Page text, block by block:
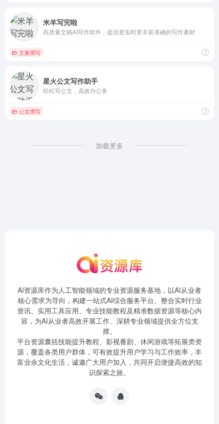
米羊写完啦
高质量文稿AI写作软件，提供更实时更丰富准确的写作素材
文案撰写
星火公文写作助手
轻松写公文，高效办公务
公文撰写
加载更多
AI资源库作为人工智能领域的专业资源服务基地，以AI从业者
核心需求为导向，构建一站式AI综合服务平台。整合实时行业
资讯、实用工具应用、专业技能教程及精准数据资源等核心内
容，为AI从业者高效开展工作、深耕专业领域提供全方位支
撑。
平台资源囊括技能提升教程、影视番剧、休闲游戏等拓展类资
源，覆盖各类用户群体，可有效提升用户学习与工作效率，丰
富业余文化生活，诚邀广大用户加入，共同开启便捷高效的知
识探索之旅。